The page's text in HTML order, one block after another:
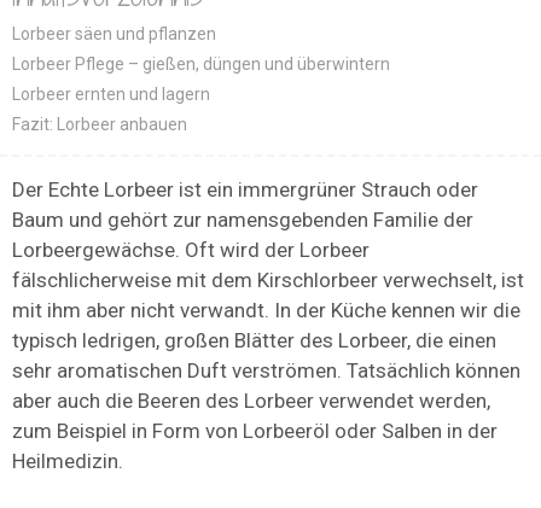
Lorbeer säen und pflanzen
Lorbeer Pflege – gießen, düngen und überwintern
Lorbeer ernten und lagern
Fazit: Lorbeer anbauen
Der Echte Lorbeer ist ein immergrüner Strauch oder
Baum und gehört zur namensgebenden Familie der
Lorbeergewächse. Oft wird der Lorbeer
fälschlicherweise mit dem Kirschlorbeer verwechselt, ist
mit ihm aber nicht verwandt. In der Küche kennen wir die
typisch ledrigen, großen Blätter des Lorbeer, die einen
sehr aromatischen Duft verströmen. Tatsächlich können
aber auch die Beeren des Lorbeer verwendet werden,
zum Beispiel in Form von Lorbeeröl oder Salben in der
Heilmedizin.